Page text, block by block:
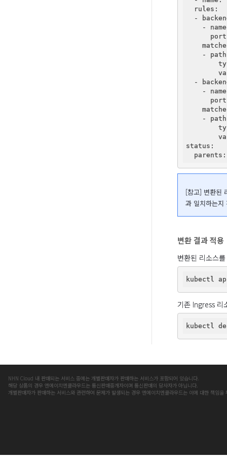
  rules:
-
-
-
-
-
-
status:
  parents:
[참고] 변환된
과 일치하는지
변환 결과 적용
변환된 리소스
기존 Ingress 리
NHN Cloud 내 판매되는 서비스 중에는 개별판매자가 판매하는 서비스가 포함되어 있습니다.
해당 상품의 경우 엔에이치엔클라우드는 통신판매중개자이며 통신판매의 당사자가 아닙니다.
개별판매자가 판매하는 서비스와 관련하여 문제가 발생되는 경우 엔에이치엔클라우드는 이에 대한 책임을